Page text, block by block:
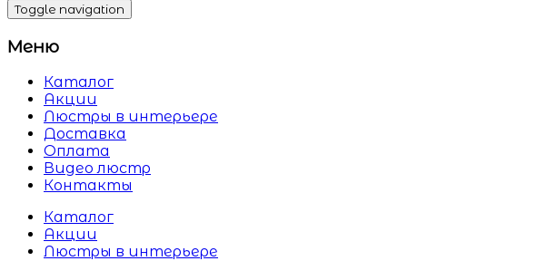
Toggle navigation
Меню
Каталог
Акции
Люстры в интерьере
Доставка
Оплата
Видео люстр
Контакты
Каталог
Акции
Люстры в интерьере